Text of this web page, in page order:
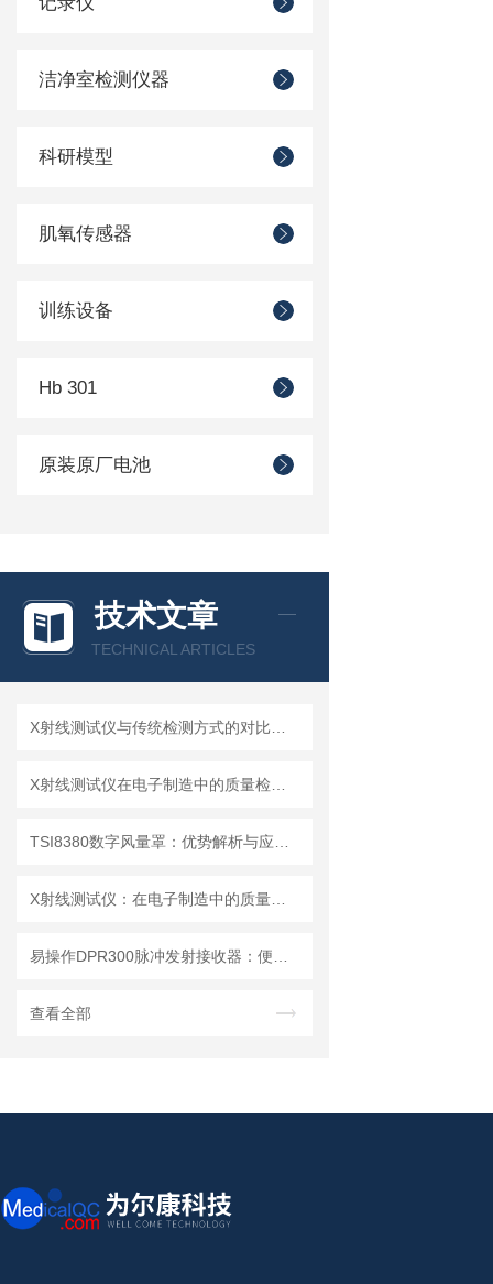
洁净室检测仪器
科研模型
肌氧传感器
训练设备
Hb 301
原装原厂电池
技术文章
TECHNICAL ARTICLES
查看全部